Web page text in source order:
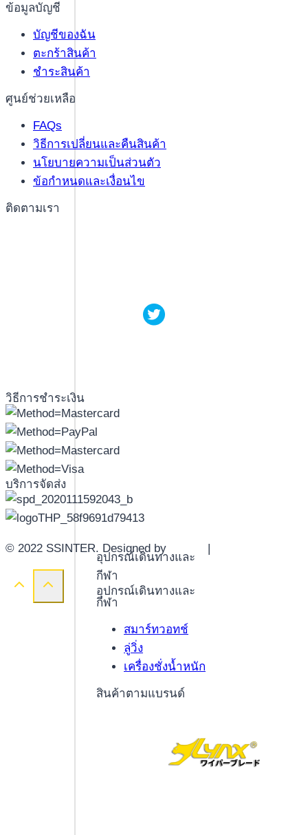
อุปกรณ์เดินทางและ
กีฬา
อุปกรณ์เดินทางและ
กีฬา
สมาร์ทวอทช์
ลู่วิ่ง
เครื่องชั่งน้ำหนัก
สินค้าตามแบรนด์
ข้อมูลบัญชี
บัญชีของฉัน
ตะกร้าสินค้า
ชำระสินค้า
ศูนย์ช่วยเหลือ
FAQs
วิธีการเปลี่ยนและคืนสินค้า
นโยบายความเป็นส่วนตัว
ข้อกำหนดและเงื่อนไข
ติดตามเรา
วิธีการชำระเงิน
บริการจัดส่ง
© 2022 SSINTER. Designed by |